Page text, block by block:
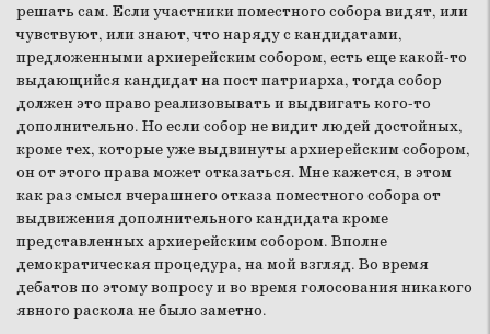
решать сам. Если участники поместного собора видят, или
чувствуют, или знают, что наряду с кандидатами,
предложенными архиерейским собором, есть еще какой-то
выдающийся кандидат на пост патриарха, тогда собор
должен это право реализовывать и выдвигать кого-то
дополнительно. Но если собор не видит людей достойных,
кроме тех, которые уже выдвинуты архиерейским собором,
он от этого права может отказаться. Мне кажется, в этом
как раз смысл вчерашнего отказа поместного собора от
выдвижения дополнительного кандидата кроме
представленных архиерейским собором. Вполне
демократическая процедура, на мой взгляд. Во время
дебатов по этому вопросу и во время голосования никакого
явного раскола не было заметно.